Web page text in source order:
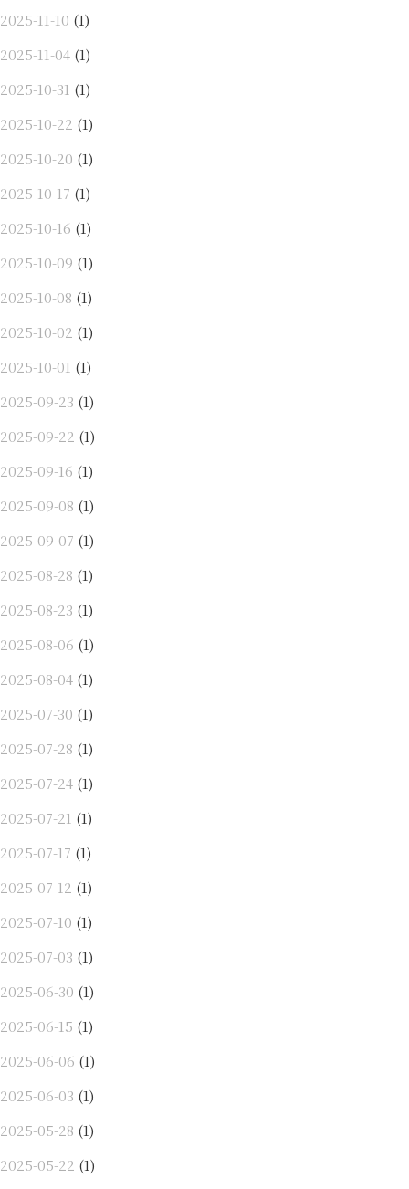
2025-11-10 (1)
2025-11-04 (1)
2025-10-31 (1)
2025-10-22 (1)
2025-10-20 (1)
2025-10-17 (1)
2025-10-16 (1)
2025-10-09 (1)
2025-10-08 (1)
2025-10-02 (1)
2025-10-01 (1)
2025-09-23 (1)
2025-09-22 (1)
2025-09-16 (1)
2025-09-08 (1)
2025-09-07 (1)
2025-08-28 (1)
2025-08-23 (1)
2025-08-06 (1)
2025-08-04 (1)
2025-07-30 (1)
2025-07-28 (1)
2025-07-24 (1)
2025-07-21 (1)
2025-07-17 (1)
2025-07-12 (1)
2025-07-10 (1)
2025-07-03 (1)
2025-06-30 (1)
2025-06-15 (1)
2025-06-06 (1)
2025-06-03 (1)
2025-05-28 (1)
2025-05-22 (1)